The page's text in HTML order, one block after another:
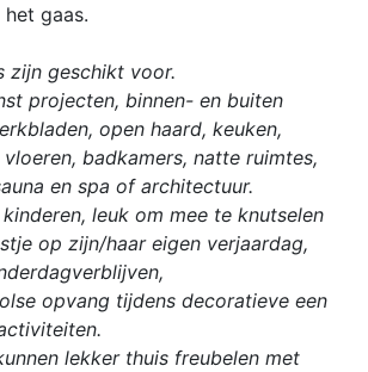
gaas.
zijn geschikt voor.
projecten, binnen- en buiten
open haard, keuken,
badkamers, natte ruimtes,
en spa of architectuur.
leuk om mee te knutselen
op zijn/haar eigen verjaardag,
opvang tijdens decoratieve een
lekker thuis freubelen met